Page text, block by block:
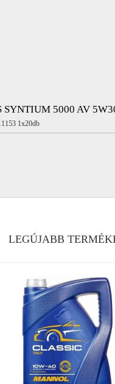
SYNTIUM 5000 AV
1x20db
LEGÚJABB